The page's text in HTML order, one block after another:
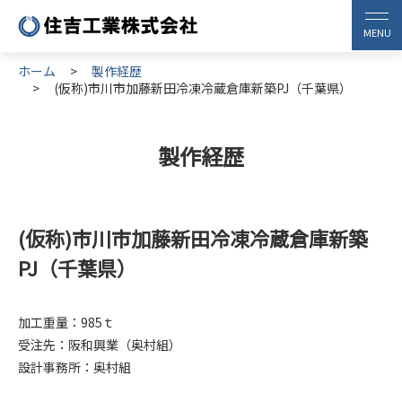
ホーム
製作経歴
(仮称)市川市加藤新田冷凍冷蔵倉庫新築PJ（千葉県）
製作経歴
(仮称)市川市加藤新田冷凍冷蔵倉庫新築
PJ（千葉県）
加工重量：985ｔ
受注先：阪和興業（奥村組）
設計事務所：奥村組